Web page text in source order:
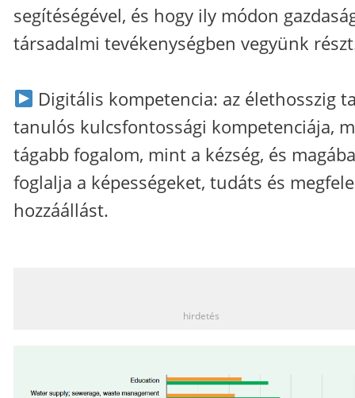
segítéségével, és hogy ily módon
társadalmi tevékenységben vegyünk
Digitális kompetencia: az élethosszig
tanulós kulcsfontossági kompetenciája,
tágabb fogalom, mint a kézség, és
foglalja a képességeket, tudáts és
hozzáállást.
hirdetés